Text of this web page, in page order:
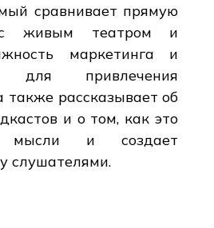
сравнивает прямую
с живым театром и
маркетинга и
для привлечения
также рассказывает об
и о том, как это
мысли и создает
слушателями.